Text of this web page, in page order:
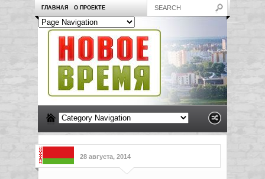
ГЛАВНАЯ О ПРОЕКТЕ
28 августа, 2014